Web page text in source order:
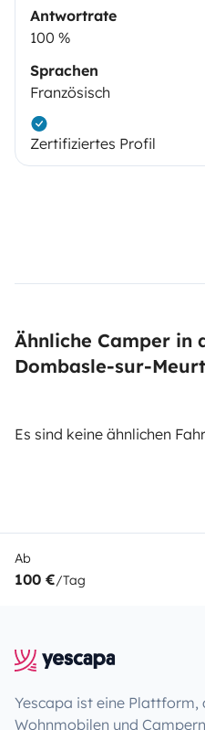
Antwortrate
100 %
Sprachen
Französisch
Zertifiziertes Profil
Ähnliche Camper in
Dombasle-sur-
Es sind keine ähnlichen
Ab
100 €/Tag
Yescapa ist eine Plattform,
Wohnmobilen und